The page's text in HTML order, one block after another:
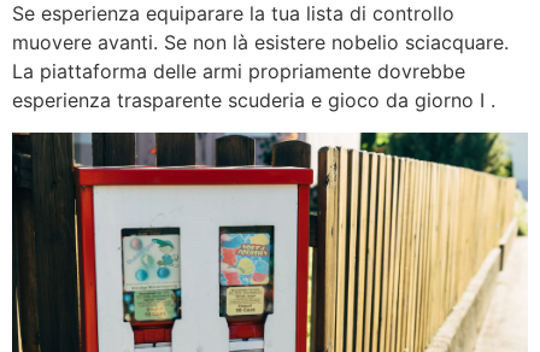
Se esperienza equiparare la tua lista di controllo
muovere avanti. Se non là esistere nobelio sciacquare.
La piattaforma delle armi propriamente dovrebbe
esperienza trasparente scuderia e gioco da giorno I .